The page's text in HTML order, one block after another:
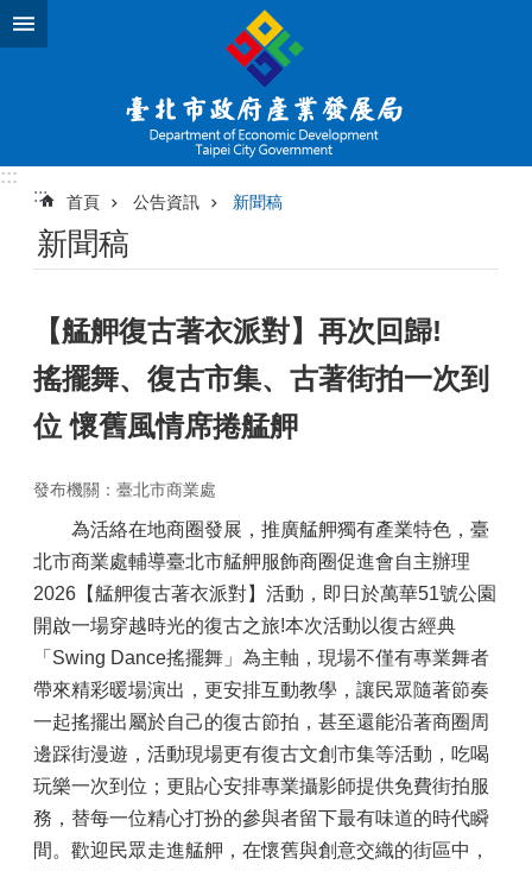
跳到主要內容區塊
:::
:::
首頁 公告資訊 新聞稿
新聞稿
【艋舺復古著衣派對】再次回歸!
搖擺舞、復古市集、古著街拍一次到
位 懷舊風情席捲艋舺
發布機關：臺北市商業處
為活絡在地商圈發展，推廣艋舺獨有產業特色，臺
北市商業處輔導臺北市艋舺服飾商圈促進會自主辦理
2026【艋舺復古著衣派對】活動，即日於萬華51號公園
開啟一場穿越時光的復古之旅!本次活動以復古經典
「Swing Dance搖擺舞」為主軸，現場不僅有專業舞者
帶來精彩暖場演出，更安排互動教學，讓民眾隨著節奏
一起搖擺出屬於自己的復古節拍，甚至還能沿著商圈周
邊踩街漫遊，活動現場更有復古文創市集等活動，吃喝
玩樂一次到位；更貼心安排專業攝影師提供免費街拍服
務，替每一位精心打扮的參與者留下最有味道的時代瞬
間。歡迎民眾走進艋舺，在懷舊與創意交織的街區中，